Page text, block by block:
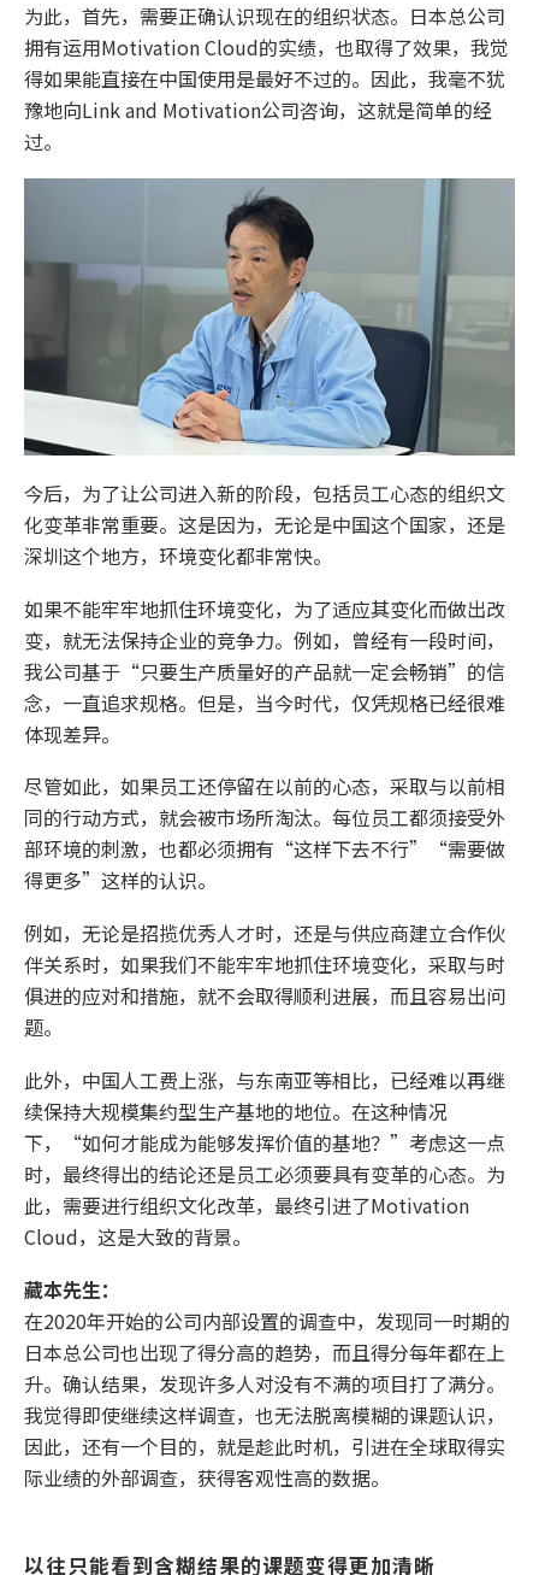
为此，首先，需要正确认识现在的组织状态。日本总公司
拥有运用Motivation Cloud的实绩，也取得了效果，我觉
得如果能直接在中国使用是最好不过的。因此，我毫不犹
豫地向Link and Motivation公司咨询，这就是简单的经
过。
今后，为了让公司进入新的阶段，包括员工心态的组织文
化变革非常重要。这是因为，无论是中国这个国家，还是
深圳这个地方，环境变化都非常快。
如果不能牢牢地抓住环境变化，为了适应其变化而做出改
变，就无法保持企业的竞争力。例如，曾经有一段时间，
我公司基于“只要生产质量好的产品就一定会畅销”的信
念，一直追求规格。但是，当今时代，仅凭规格已经很难
体现差异。
尽管如此，如果员工还停留在以前的心态，采取与以前相
同的行动方式，就会被市场所淘汰。每位员工都须接受外
部环境的刺激，也都必须拥有“这样下去不行”“需要做
得更多”这样的认识。
例如，无论是招揽优秀人才时，还是与供应商建立合作伙
伴关系时，如果我们不能牢牢地抓住环境变化，采取与时
俱进的应对和措施，就不会取得顺利进展，而且容易出问
题。
此外，中国人工费上涨，与东南亚等相比，已经难以再继
续保持大规模集约型生产基地的地位。在这种情况
下，“如何才能成为能够发挥价值的基地？”考虑这一点
时，最终得出的结论还是员工必须要具有变革的心态。为
此，需要进行组织文化改革，最终引进了Motivation
Cloud，这是大致的背景。
藏本先生：
在2020年开始的公司内部设置的调查中，发现同一时期的
日本总公司也出现了得分高的趋势，而且得分每年都在上
升。确认结果，发现许多人对没有不满的项目打了满分。
我觉得即使继续这样调查，也无法脱离模糊的课题认识，
因此，还有一个目的，就是趁此时机，引进在全球取得实
际业绩的外部调查，获得客观性高的数据。
以往只能看到含糊结果的课题变得更加清晰